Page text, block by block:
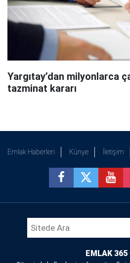
Yargıtay’dan milyonlarca
tazminat kararı
Emlak Haberleri Künye İletişim
EMLAK 365